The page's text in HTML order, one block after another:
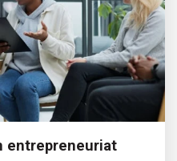
entrepreneuriat